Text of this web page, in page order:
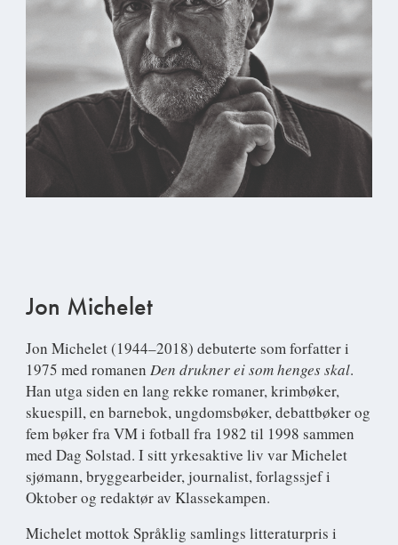
Jon Michelet
Jon Michelet(1944–2018) debuterte som forfatter i
1975 med romanen Den drukner ei som henges skal.
Han utga siden en lang rekke romaner, krimbøker,
skuespill, en barnebok, ungdomsbøker, debattbøker og
fem bøker fra VM i fotball fra 1982 til 1998 sammen
med Dag Solstad. I sitt yrkesaktive liv var Michelet
sjømann, bryggearbeider, journalist, forlagssjef i
Oktober og redaktør av Klassekampen.
Michelet mottok Språklig samlings litteraturpris i